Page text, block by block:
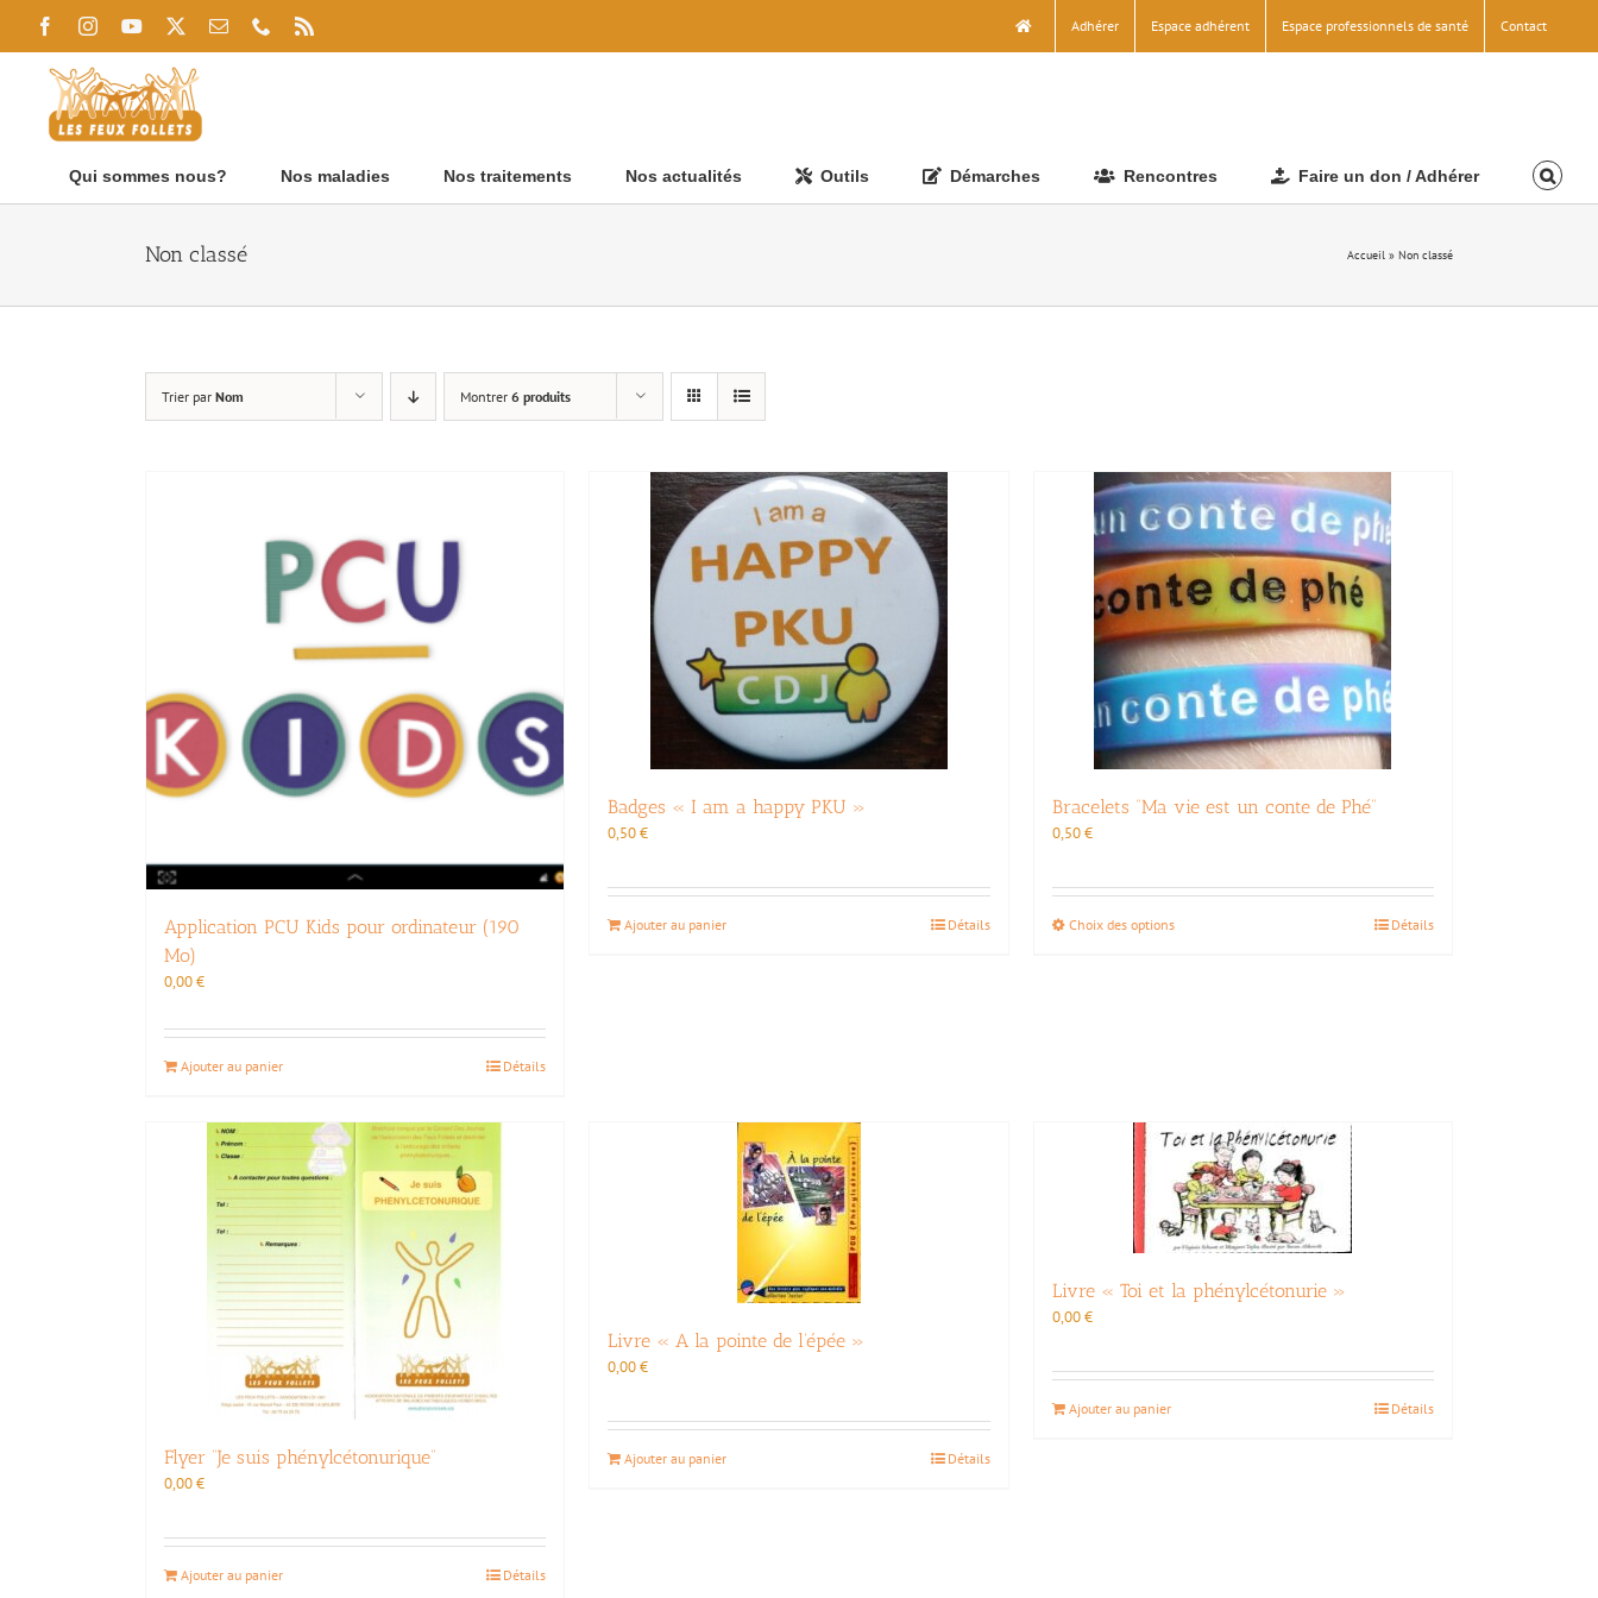
contenu
FacebookInstagramYouTube Email Téléphone Adhérer Espace adhérent Espace professionnels de santé Contact
Qui sommes nous? Nos maladies Nos traitements Nos actualités Outils Démarches Rencontres Faire un don / Adhérer
Non classé Accueil » Non classé
Trier par Nom Montrer 6 produits
Application PCU Kids pour ordinateur (190
Mo)
0,00€
Ajouter au panier Détails
Badges « I am a happy PKU »
0,50€
Ajouter au panier Détails
Bracelets “Ma vie est un conte de Phé”
0,50€
Choix des optionsCe
choisies
sur
la
page
du
produit
Détails
Flyer “Je suis phénylcétonurique”
0,00€
Ajouter au panier Détails
Livre « A la pointe de l’épée »
0,00€
Ajouter au panier Détails
Livre « Toi et la phénylcétonurie »
0,00€
Ajouter au panier Détails